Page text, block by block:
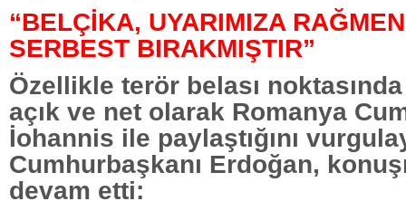
“BELÇİKA, UYARIMIZA
SERBEST BIRAKMIŞTIR”
Özellikle terör belası
açık ve net olarak Romanya
İohannis ile paylaştığını
Cumhurbaşkanı Erdoğan,
devam etti: